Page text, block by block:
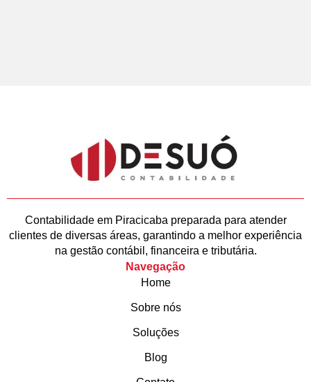
Contabilidade em Piracicaba preparada para atender
clientes de diversas áreas, garantindo a melhor experiência
na gestão contábil, financeira e tributária.
Navegação
Home
Sobre nós
Soluções
Blog